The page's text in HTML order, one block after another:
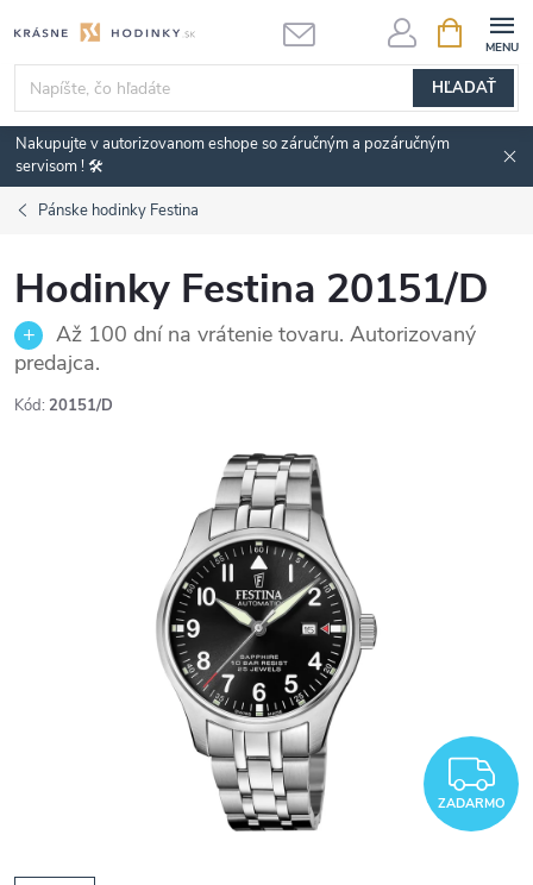
na
obsah
HĽADAŤ
KOŠÍK
Nakupujte v autorizovanom eshope so záručným a pozáručným
servisom ! 🛠️
Pánske hodinky Festina
Hodinky Festina 20151/D
Až 100 dní na vrátenie tovaru. Autorizovaný
predajca.
Kód: 20151/D
ZADARMO